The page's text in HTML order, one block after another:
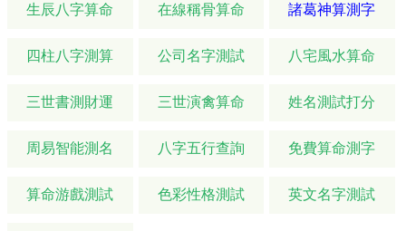
生辰八字算命 在線稱骨算命 諸葛神算測字
四柱八字測算 公司名字測試 八宅風水算命
三世書測財運 三世演禽算命 姓名測試打分
周易智能測名 八字五行查詢 免費算命測字
算命游戲測試 色彩性格測試 英文名字測試